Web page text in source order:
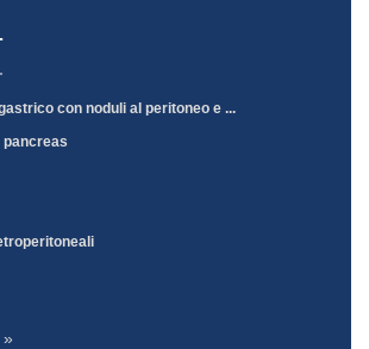
con noduli al peritoneo e ...
pancreas
»